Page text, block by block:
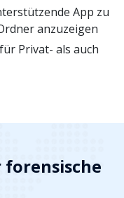
App zu
anzuzeigen
Privat- als auch
forensische